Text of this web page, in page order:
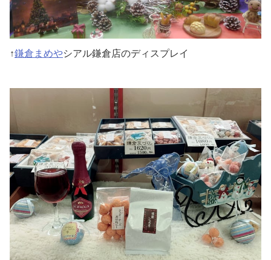
↑鎌倉まめやシアル鎌倉店のディスプレイ